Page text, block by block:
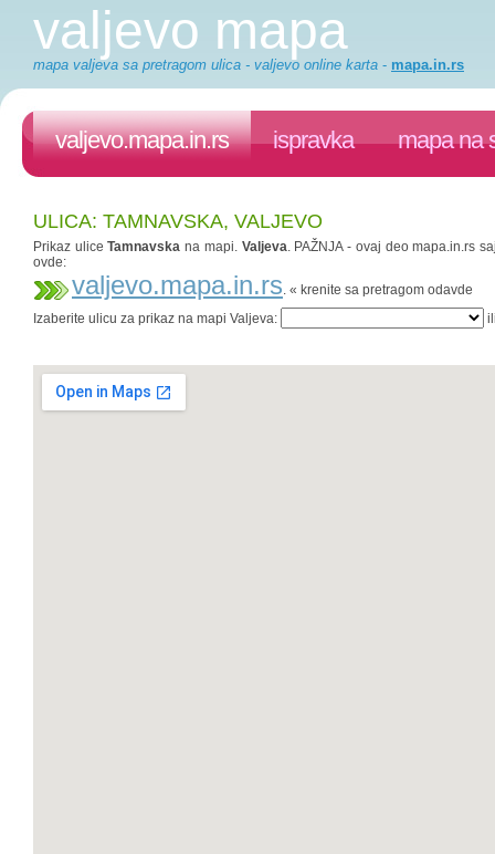
valjevo mapa
mapa valjeva sa pretragom ulica - valjevo online karta - mapa.in.rs
valjevo.mapa.in.rs ispravka mapa na
ULICA: TAMNAVSKA, VALJEVO
Prikaz uliceTamnavska na mapi. Valjeva. PAŽNJA - ovaj deo mapa.in.rs
ovde:
valjevo.mapa.in.rs. « krenite sa pretragom odavde
Izaberite ulicu za prikaz na mapi Valjeva: